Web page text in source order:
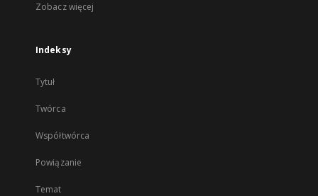
Zobacz więcej
Indeksy
Tytuł
Twórca
Współtwórca
Powiązanie
Temat